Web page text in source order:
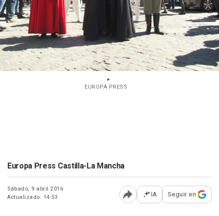
EUROPA PRESS
Europa Press Castilla-La Mancha
Sábado, 9 abril 2016
Actualizado: 14:53
Abrir opciones para
IA Seguir en